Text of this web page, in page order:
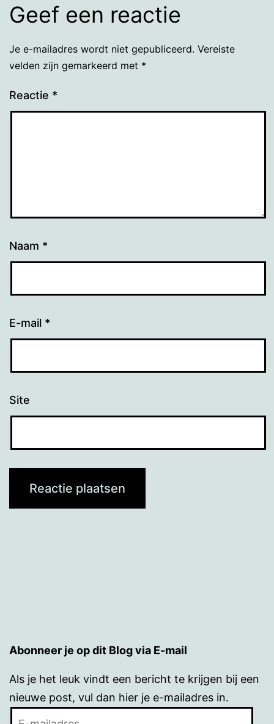
Geef een reactie
Je e-mailadres wordt niet gepubliceerd. Vereiste
velden zijn gemarkeerd met *
Reactie *
Naam *
E-mail *
Site
Abonneer je op dit Blog via E-mail
Als je het leuk vindt een bericht te krijgen bij een
nieuwe post, vul dan hier je e-mailadres in.